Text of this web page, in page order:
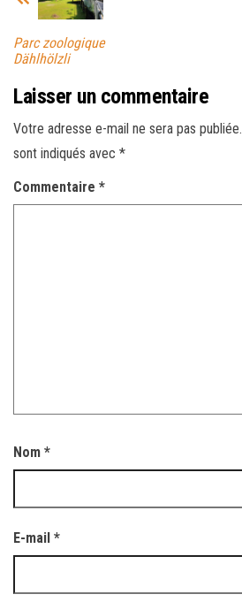
Parc zoologique
Dählhölzli
Laisser un commentaire
Votre adresse e-mail ne sera pas publiée.
sont indiqués avec *
Commentaire *
Nom *
E-mail *